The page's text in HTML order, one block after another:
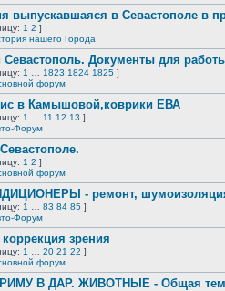
выпускавшаяся в Севастополе в
1 2 ]
нашего Города
Документы для
1 1823 1824 1825 ]
форум
в Камышовой,коврики ЕВА
1 11 12 13 ]
Форум
1 2 ]
форум
- ремонт,
1 83 84 85 ]
Форум
зрения
1 20 21 22 ]
форум
В ДАР. ЖИВОТНЫЕ - Общая